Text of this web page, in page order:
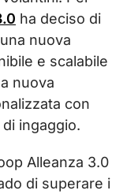
ha deciso di
nuova
e scalabile
nuova
con
ingaggio.
Alleanza 3.0
di superare i